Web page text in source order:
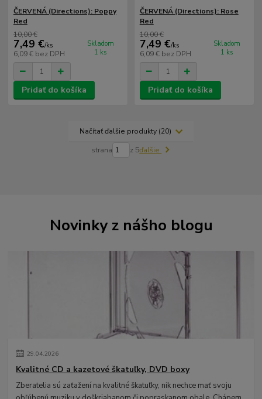
ČERVENÁ (Directions): Poppy
Red
10,00 €
7,49 €/ks
6,09 € bez DPH
Skladom
1 ks
Pridať do košíka
ČERVENÁ (Directions): Rose
Red
10,00 €
7,49 €/ks
6,09 € bez DPH
Skladom
1 ks
Pridať do košíka
Načítať ďalšie produkty (20)
strana z 5ďalšie
Novinky z nášho blogu
29.04.2026
Kvalitné CD a kazetové škatuľky, DVD boxy
Zberatelia sú zaťažení na kvalitné škatuľky, nik nechce mať svoju